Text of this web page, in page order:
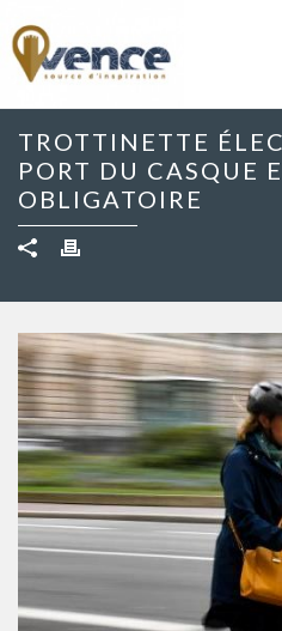
TROTTINETTE
PORT DU CASQUE
OBLIGATOIRE